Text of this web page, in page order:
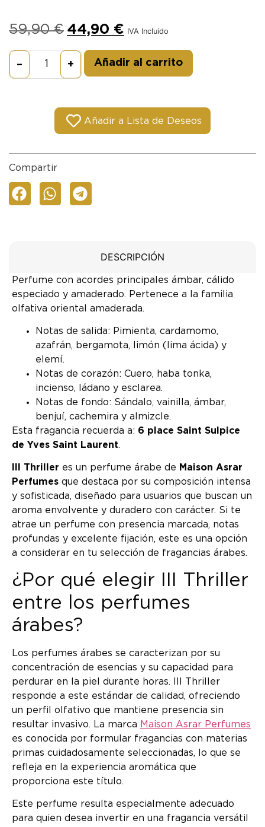
59,90€ 44,90 € IVA Incluido
– + Añadir al carrito
Añadir a Lista de Deseos
Compartir
DESCRIPCIÓN
Perfume con acordes principales ámbar, cálido
especiado y amaderado. Pertenece a la familia
olfativa oriental amaderada.
Notas de salida: Pimienta, cardamomo,
azafrán, bergamota, limón (lima ácida) y
elemí.
Notas de corazón: Cuero, haba tonka,
incienso, ládano y esclarea.
Notas de fondo: Sándalo, vainilla, ámbar,
benjuí, cachemira y almizcle.
Esta fragancia recuerda a: 6 place Saint Sulpice
de Yves Saint Laurent.
III Thriller es un perfume árabe de Maison Asrar
Perfumes que destaca por su composición intensa
y sofisticada, diseñado para usuarios que buscan un
aroma envolvente y duradero con carácter. Si te
atrae un perfume con presencia marcada, notas
profundas y excelente fijación, este es una opción
a considerar en tu selección de fragancias árabes.
¿Por qué elegir III Thriller
entre los perfumes
árabes?
Los perfumes árabes se caracterizan por su
concentración de esencias y su capacidad para
perdurar en la piel durante horas. III Thriller
responde a este estándar de calidad, ofreciendo
un perfil olfativo que mantiene presencia sin
resultar invasivo. La marca Maison Asrar Perfumes
es conocida por formular fragancias con materias
primas cuidadosamente seleccionadas, lo que se
refleja en la experiencia aromática que
proporciona este título.
Este perfume resulta especialmente adecuado
para quien desea invertir en una fragancia versátil